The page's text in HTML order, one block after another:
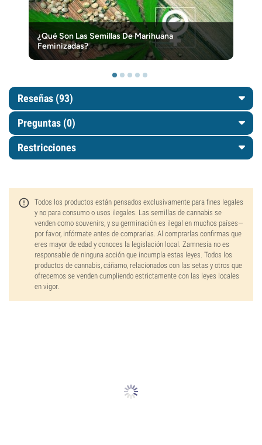
¿Qué Son Las Semillas De Marihuana
Feminizadas?
Reseñas (93)
Preguntas (0)
Restricciones
Todos los productos están pensados exclusivamente para fines legales
y no para consumo o usos ilegales. Las semillas de cannabis se
venden como souvenirs, y su germinación es ilegal en muchos países—
por favor, infórmate antes de comprarlas. Al comprarlas confirmas que
eres mayor de edad y conoces la legislación local. Zamnesia no es
responsable de ninguna acción que incumpla estas leyes. Todos los
productos de cannabis, cáñamo, relacionados con las setas y otros que
ofrecemos se venden cumpliendo estrictamente con las leyes locales
en vigor.